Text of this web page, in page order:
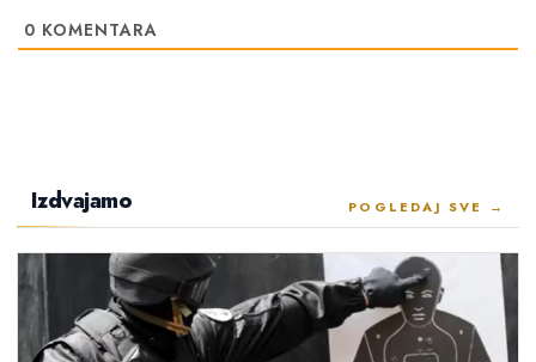
0 KOMENTARA
Izdvajamo POGLEDAJ SVE →